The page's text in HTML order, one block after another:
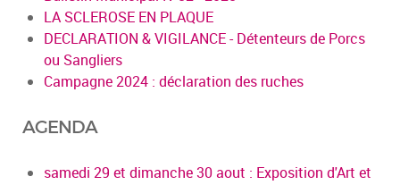
LA SCLEROSE EN PLAQUE
DECLARATION & VIGILANCE - Détenteurs de Porcs
ou Sangliers
Campagne 2024 : déclaration des ruches
AGENDA
samedi 29 et dimanche 30 aout : Exposition d'Art et